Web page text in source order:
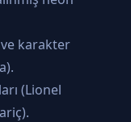
karakter
(Lionel